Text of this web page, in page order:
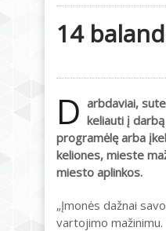
14
D arbdaviai,
keliauti į
programėlę arba
keliones, mieste
miesto aplinkos.
„Įmonės dažnai
vartojimo